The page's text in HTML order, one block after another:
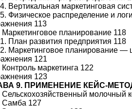
Вертикальная маркетинговая
Физическое распределение и
113
Маркетинговое планирование 118
План развития предприятия 118
Маркетинговое планирование —
121
Контроль маркетинга 122
123
9. ПРИМЕНЕНИЕ КЕЙС-
Сельскохозяйственный молочный
Самба 127